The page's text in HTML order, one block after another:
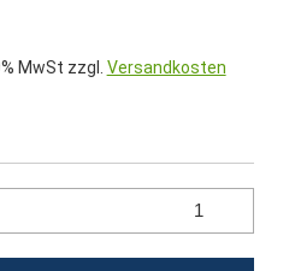
MwSt zzgl. Versandkosten